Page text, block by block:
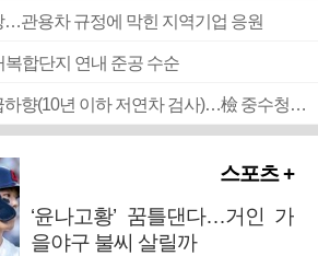
…관용차 규정에 막힌 지역기업 응원
복합단지 연내 준공 수순
■ 검사 신분 버리고 직급하향(10년 이하 저연차 검사)…檢 중수청행 기피
스포츠 +
‘윤나고황’ 꿈틀댄다…거인 가
을야구 불씨 살릴까